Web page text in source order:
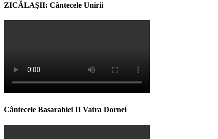
ZICĂLAŞII: Cântecele Unirii
Cântecele Basarabiei II Vatra Dornei